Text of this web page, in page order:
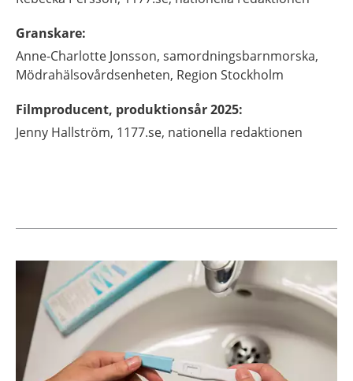
Granskare:
Anne-Charlotte Jonsson, samordningsbarnmorska,
Mödrahälsovårdsenheten, Region Stockholm
Filmproducent, produktionsår 2025:
Jenny Hallström, 1177.se, nationella redaktionen
Aktuella artiklar